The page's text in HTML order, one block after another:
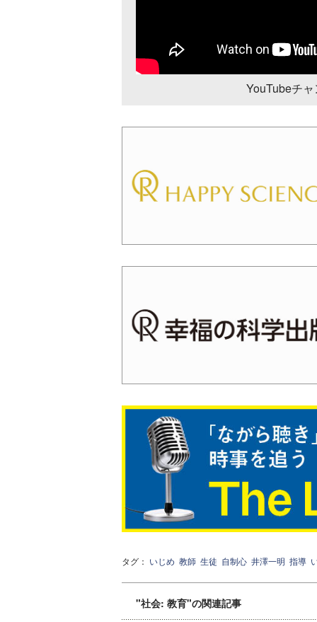
YouTubeチ
タグ： いじめ 教師 生徒 自制心 井澤一明 指導
"社会: 教育"の関連記事